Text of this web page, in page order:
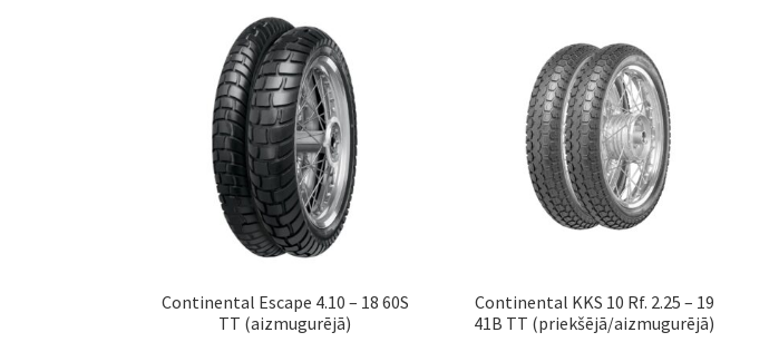
Continental Escape 4.10 – 18 60S
TT (aizmugurējā)
Continental KKS 10 Rf. 2.25 – 19
41B TT (priekšējā/aizmugurējā)